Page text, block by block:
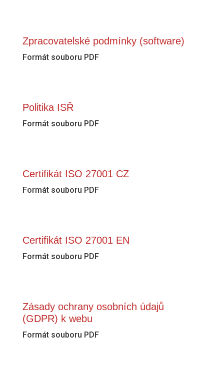
Zpracovatelské podmínky (software)
Formát souboru PDF
Politika ISŘ
Formát souboru PDF
Certifikát ISO 27001 CZ
Formát souboru PDF
Certifikát ISO 27001 EN
Formát souboru PDF
Zásady ochrany osobních údajů
(GDPR) k webu
Formát souboru PDF